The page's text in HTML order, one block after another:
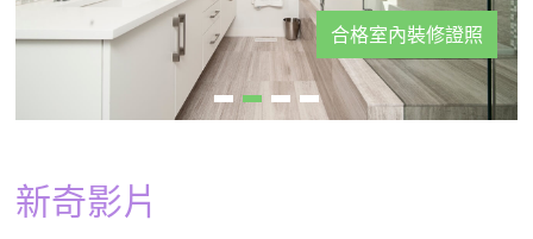
合格室內裝修證照
新奇影片